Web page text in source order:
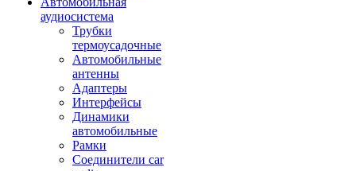
аудиосистема
Трубки
термоусадочные
Автомобильные
антенны
Адаптеры
Интерфейсы
Динамики
автомобильные
Рамки
Соединители car